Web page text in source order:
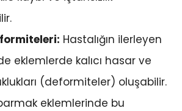
Hastalığın ilerleyen
eklemlerde kalıcı hasar ve
(deformiteler) oluşabilir.
eklemlerinde bu